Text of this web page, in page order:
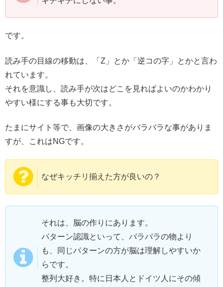
です。
読み手の目線の移動は、「Z」とか「逆コの字」とかと言わ
れています。
それを意識し、読み手が次はどこを見ればよいのかわかり
やすい様にする事も大切です。
たまにサイト等で、画像の大きさがバラバラな事がありま
すが、これはNGです。
なぜキッチリ揃えた方が良いの？
それは、脳の作りにあります。
パターン認識といって、バラバラの物より
も、同じパターンの方が脳は理解しやすいか
らです。
整列大好き。特に日本人とドイツ人にその傾